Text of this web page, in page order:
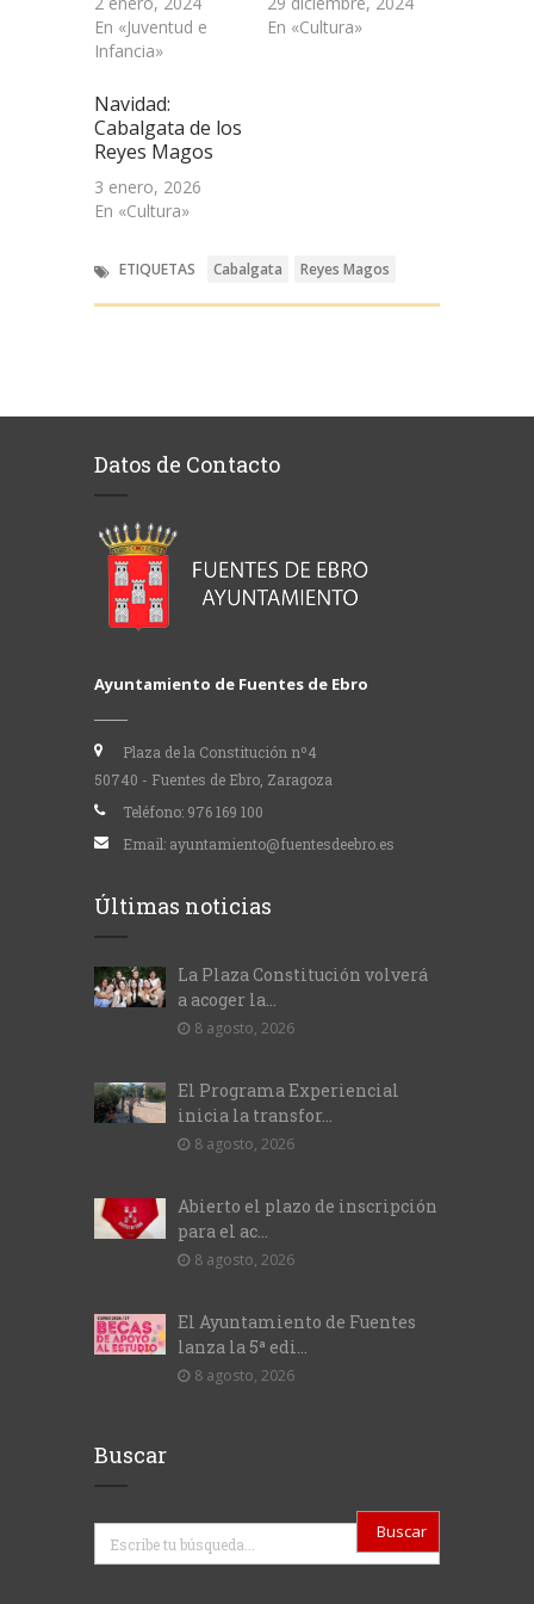
En «Juventud e
Infancia»
En «Cultura»
Navidad:
Cabalgata de los
Reyes Magos
3 enero, 2026
En «Cultura»
ETIQUETAS Cabalgata Reyes Magos
Datos de Contacto
Ayuntamiento de Fuentes de Ebro
Plaza de la Constitución nº4
50740 - Fuentes de Ebro, Zaragoza
Teléfono: 976 169 100
Email: ayuntamiento@fuentesdeebro.es
Últimas noticias
La Plaza Constitución volverá
a acoger la...
8 agosto, 2026
El Programa Experiencial
inicia la transfor...
8 agosto, 2026
Abierto el plazo de inscripción
para el ac...
8 agosto, 2026
El Ayuntamiento de Fuentes
lanza la 5ª edi...
8 agosto, 2026
Buscar
Buscar